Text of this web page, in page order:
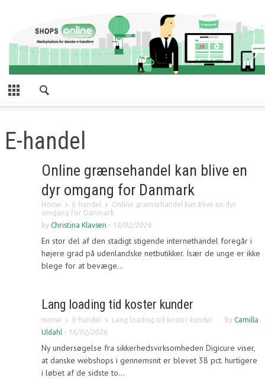
E-handel
Online grænsehandel kan blive en
dyr omgang for Danmark
Home E-handel
Online grænsehandel kan blive en dyr
omgang for Danmark
by Christina Klavsen - 18/02/2026
En stor del af den stadigt stigende internethandel foregår i
højere grad på udenlandske netbutikker. Især de unge er ikke
blege for at bevæge...
Lang loading tid koster kunder
Home E-handel Lang loading tid koster kunder by Camilla
Uldahl - 16/02/2026
Ny undersøgelse fra sikkerhedsvirksomheden Digicure viser,
at danske webshops i gennemsnit er blevet 38 pct. hurtigere
i løbet af de sidste to...